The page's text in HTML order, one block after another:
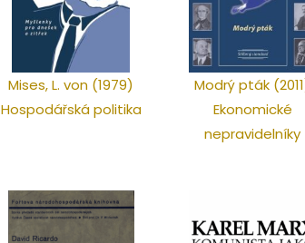
Mises, L. von (1979)
Hospodářská politika
Modrý pták
Ekonomické
nepravidelníky